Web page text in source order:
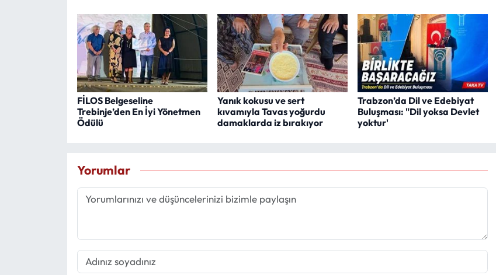
FİLOS Belgeseline
Trebinje’den En İyi Yönetmen
Ödülü
Yanık kokusu ve sert
kıvamıyla Tavas yoğurdu
damaklarda iz bırakıyor
Trabzon’da Dil ve Edebiyat
Buluşması: "Dil yoksa Devlet
yoktur'
Yorumlar